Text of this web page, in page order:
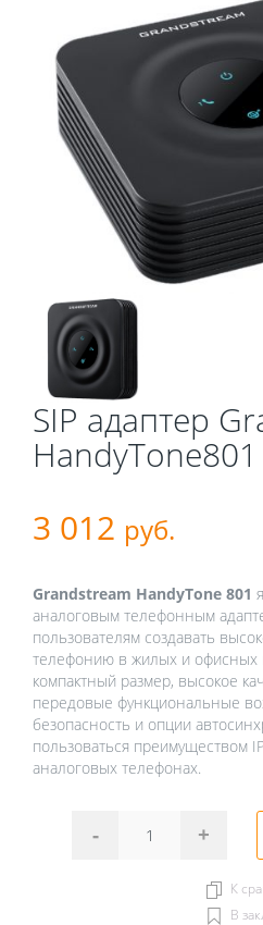
SIP aдаптер
HandyTone801
3 012 руб.
Grandstream HandyTone 801
аналоговым телефонным
пользователям создавать
телефонию в жилых и офисных
компактный размер, высокое
передовые функциональные
безопасность и опции
пользоваться преимуществом
аналоговых телефонах.
- +
К
В